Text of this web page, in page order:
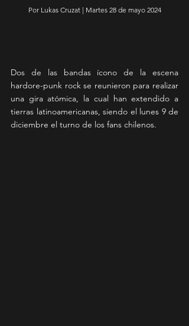
Por Lukas Cruzat | Martes 28 de mayo 2024
Dos de las bandas ícono de la escena
hardore-punk rock se reunieron para realizar
una gira atómica, la cual han extendido a
tierras latinoamericanas, siendo el lunes 9 de
diciembre el turno de los fans chilenos.